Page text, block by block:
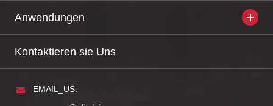
Anwendungen
Kontaktieren sie Uns
EMAIL_US: